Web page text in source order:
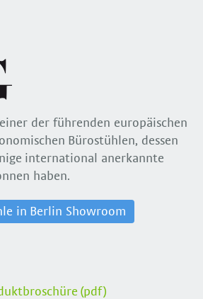
der führenden europäischen
Bürostühlen, dessen
international anerkannte
haben.
in Berlin Showroom
(pdf)